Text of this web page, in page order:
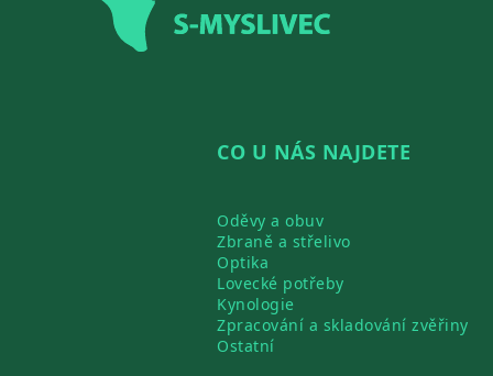
CO U NÁS NAJDETE
Oděvy a obuv
Zbraně a střelivo
Optika
Lovecké potřeby
Kynologie
Zpracování a skladování zvěřiny
Ostatní